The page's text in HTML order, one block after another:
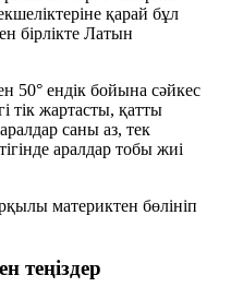
қарай бұл
бірлікте Латын
50° ендік бойына сәйкес
тік жартасты, қатты
саны аз, тек
аралдар тобы жиі
материктен бөлініп
теңіздер